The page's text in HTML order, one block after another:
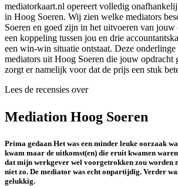
mediatorkaart.nl opereert volledig
in Hoog Soeren. Wij zien welke mediators
Soeren en goed zijn in het uitvoeren van
een koppeling tussen jou en drie
een win-win situatie ontstaat. Deze
mediators uit Hoog Soeren die jouw opdracht
zorgt er namelijk voor dat de prijs een stuk
Lees de recensies over
Mediation Hoog Soeren
Prima gedaan Het was een minder leuke oorzaak
kwam maar de uitkomst(en) die eruit kwamen
dat mijn werkgever wel voorgetrokken zou worden
niet zo. De mediator was echt onpartijdig. Verder
gelukkig.